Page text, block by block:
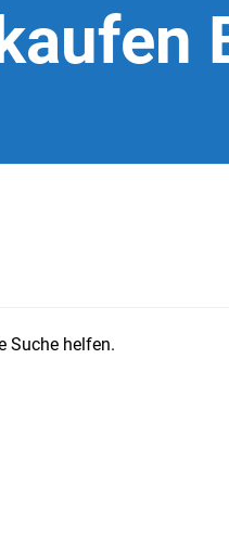
Suche helfen.